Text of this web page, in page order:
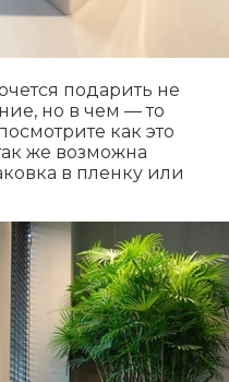
подарить не
но в чем — то
как это
же возможна
в пленку или